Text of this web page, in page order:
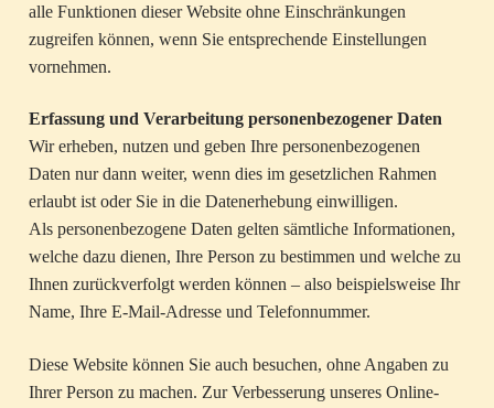
alle Funktionen dieser Website ohne Einschränkungen
zugreifen können, wenn Sie entsprechende Einstellungen
vornehmen.
Erfassung und Verarbeitung personenbezogener Daten
Wir erheben, nutzen und geben Ihre personenbezogenen
Daten nur dann weiter, wenn dies im gesetzlichen Rahmen
erlaubt ist oder Sie in die Datenerhebung einwilligen.
Als personenbezogene Daten gelten sämtliche Informationen,
welche dazu dienen, Ihre Person zu bestimmen und welche zu
Ihnen zurückverfolgt werden können – also beispielsweise Ihr
Name, Ihre E-Mail-Adresse und Telefonnummer.
Diese Website können Sie auch besuchen, ohne Angaben zu
Ihrer Person zu machen. Zur Verbesserung unseres Online-